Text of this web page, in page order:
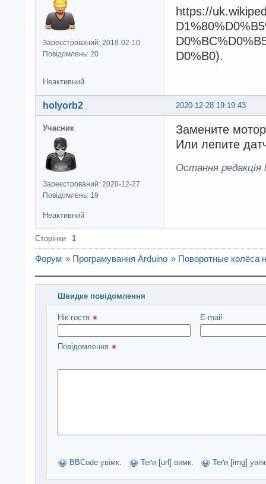
Зареєстрований: 2019-02-10
Повідомлень: 20
https://
D0%B0).
Неактивний
2020-12-28 19:19:43
holyorb2
Учасник
Зареєстрований: 2020-12-27
Повідомлень: 19
Замените
Или лепите
Остання редакція
Неактивний
Сторінки 1
Форум » Програмування Arduino » Поворотные колёса
Швидке повідомлення
Введіть повідомлення і натисніть Надіслати
Нік гостя E-mail
Повідомлення
BBCode увімк. Теґи [url] вимк. Теґи [img]